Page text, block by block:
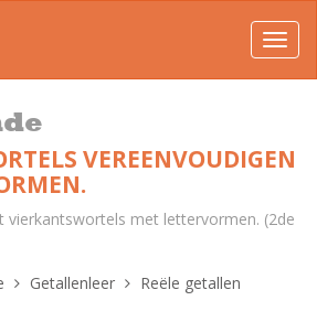
VEREENVOUDIGEN
vierkantswortels met lettervormen. (2de
Getallenleer Reële getallen